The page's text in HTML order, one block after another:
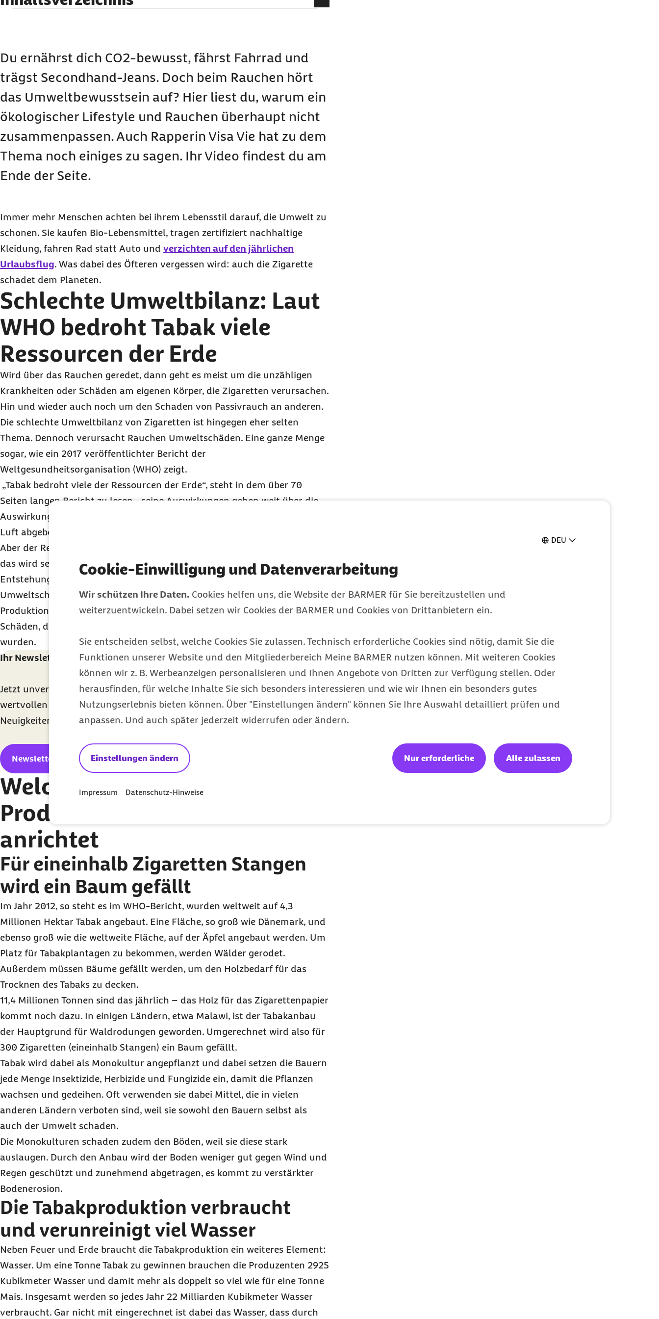
DEU
Cookie-Einwilligung und Datenverarbeitung
Wir schützen Ihre Daten. Cookies helfen uns, die Website der BARMER für Sie bereitzustellen und
weiterzuentwickeln. Dabei setzen wir Cookies der BARMER und Cookies von Drittanbietern ein.
Sie entscheiden selbst, welche Cookies Sie zulassen. Technisch erforderliche Cookies sind nötig, damit Sie die
Funktionen unserer Website und den Mitgliederbereich Meine BARMER nutzen können. Mit weiteren Cookies
können wir z. B. Werbeanzeigen personalisieren und Ihnen Angebote von Dritten zur Verfügung stellen. Oder
herausfinden, für welche Inhalte Sie sich besonders interessieren und wie wir Ihnen ein besonders gutes
Nutzungserlebnis bieten können. Über "Einstellungen ändern" können Sie Ihre Auswahl detailliert prüfen und
anpassen. Und auch später jederzeit widerrufen oder ändern.
Einstellungen ändern Nur erforderliche Alle zulassen
Impressum Datenschutz-Hinweise
Für eineinhalb Zigaretten Stangen wird ein Baum gefällt
Die Tabakproduktion verbraucht und verunreinigt viel Wasser
Schlecht für die Luft: Tabak sorgt für jeden Menge Emissionen
Da liegt was in der Luft: Wie der Konsum von Zigaretten verschmutzt
Nichts als Müll: Reste von Zigaretten sind nicht nur nervig, sondern
auch gefährlich
Giftstoffe und Mikroplastik setzen der Umwelt zu
Visa Vie klärt auf: Wie schlimm ist Rauchen für die Umwelt?
Du ernährst dich CO2-bewusst, fährst Fahrrad und
trägst Secondhand-Jeans. Doch beim Rauchen hört
das Umweltbewusstsein auf? Hier liest du, warum ein
ökologischer Lifestyle und Rauchen überhaupt nicht
zusammenpassen. Auch Rapperin Visa Vie hat zu dem
Thema noch einiges zu sagen. Ihr Video findest du am
Ende der Seite.
Immer mehr Menschen achten bei ihrem Lebensstil darauf, die Umwelt zu
schonen. Sie kaufen Bio-Lebensmittel, tragen zertifiziert nachhaltige
Kleidung, fahren Rad statt Auto und verzichten auf den jährlichen
Urlaubsflug. Was dabei des Öfteren vergessen wird: auch die Zigarette
schadet dem Planeten.
Schlechte Umweltbilanz: Laut
WHO bedroht Tabak viele
Ressourcen der Erde
Wird über das Rauchen geredet, dann geht es meist um die unzähligen
Krankheiten oder Schäden am eigenen Körper, die Zigaretten verursachen.
Hin und wieder auch noch um den Schaden von Passivrauch an anderen.
Die schlechte Umweltbilanz von Zigaretten ist hingegen eher selten
Thema. Dennoch verursacht Rauchen Umweltschäden. Eine ganze Menge
sogar, wie ein 2017 veröffentlichter Bericht der
Weltgesundheitsorganisation (WHO) zeigt.
„Tabak bedroht viele der Ressourcen der Erde“, steht in dem über 70
Seiten langen Bericht zu lesen, „seine Auswirkungen gehen weit über die
Auswirkungen des Rauchs hinaus, den Tabakprodukte beim Konsum in die
Luft abgeben.“
Aber der Reihe nach. Welchen Einfluss das Rauchen auf die Umwelt hat,
das wird sehr gut deutlich, wenn man mal eine Zigarette von ihrer
Entstehung bis zu ihrem Ende verfolgt. Grundsätzlich kann man die
Umweltschäden dabei nämlich dreiteilen: in Schäden, die bei der
Produktion entstehen, in Schäden, die beim Rauchen entstehen, und in
Schäden, die Zigaretten noch verursachen, nachdem sie längst geraucht
wurden.
Ihr Newsletter für ein gesünderes Leben
Jetzt unverbindlich anmelden und monatlich Gesundheitsthemen mit
wertvollen Tipps erhalten und über exklusive Barmer-Services und -
Neuigkeiten informiert werden.
Newsletter abonnieren
Welche Umweltschäden die
Produktion von Tabak
anrichtet
Für eineinhalb Zigaretten Stangen
wird ein Baum gefällt
Im Jahr 2012, so steht es im WHO-Bericht, wurden weltweit auf 4,3
Millionen Hektar Tabak angebaut. Eine Fläche, so groß wie Dänemark, und
ebenso groß wie die weltweite Fläche, auf der Äpfel angebaut werden. Um
Platz für Tabakplantagen zu bekommen, werden Wälder gerodet.
Außerdem müssen Bäume gefällt werden, um den Holzbedarf für das
Trocknen des Tabaks zu decken.
11,4 Millionen Tonnen sind das jährlich – das Holz für das Zigarettenpapier
kommt noch dazu. In einigen Ländern, etwa Malawi, ist der Tabakanbau
der Hauptgrund für Waldrodungen geworden. Umgerechnet wird also für
300 Zigaretten (eineinhalb Stangen) ein Baum gefällt.
Tabak wird dabei als Monokultur angepflanzt und dabei setzen die Bauern
jede Menge Insektizide, Herbizide und Fungizide ein, damit die Pflanzen
wachsen und gedeihen. Oft verwenden sie dabei Mittel, die in vielen
anderen Ländern verboten sind, weil sie sowohl den Bauern selbst als
auch der Umwelt schaden.
Die Monokulturen schaden zudem den Böden, weil sie diese stark
auslaugen. Durch den Anbau wird der Boden weniger gut gegen Wind und
Regen geschützt und zunehmend abgetragen, es kommt zu verstärkter
Bodenerosion.
Die Tabakproduktion verbraucht
und verunreinigt viel Wasser
Neben Feuer und Erde braucht die Tabakproduktion ein weiteres Element:
Wasser. Um eine Tonne Tabak zu gewinnen brauchen die Produzenten 2925
Kubikmeter Wasser und damit mehr als doppelt so viel wie für eine Tonne
Mais. Insgesamt werden so jedes Jahr 22 Milliarden Kubikmeter Wasser
verbraucht. Gar nicht mit eingerechnet ist dabei das Wasser, dass durch